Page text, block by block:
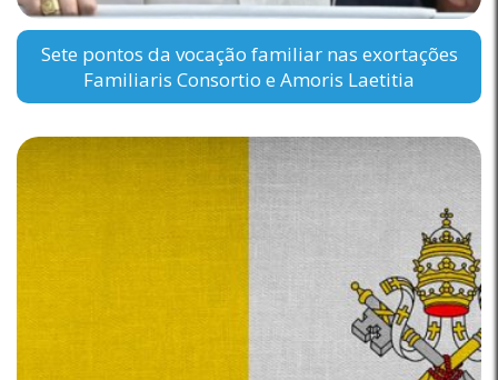
Sete pontos da vocação familiar nas exortações
Familiaris Consortio e Amoris Laetitia